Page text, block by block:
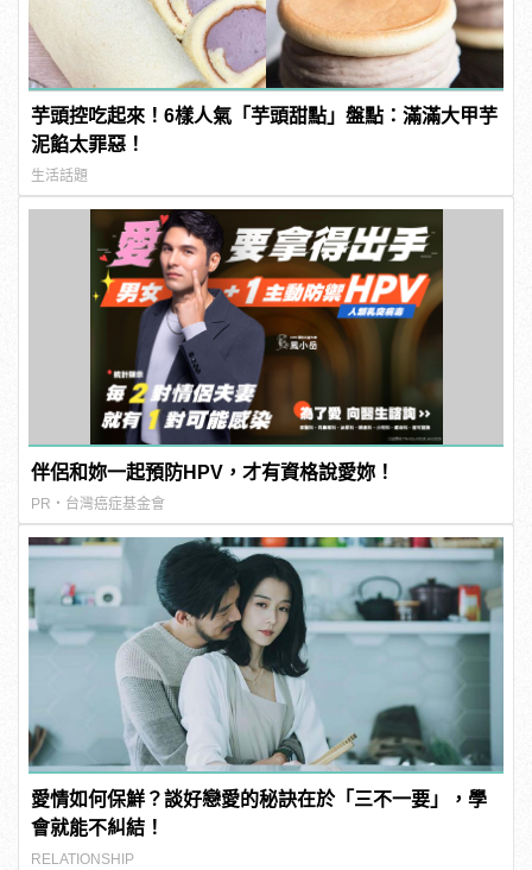
芋頭控吃起來！6樣人氣「芋頭甜點」盤點：滿滿大甲芋
泥餡太罪惡！
生活話題
伴侶和妳一起預防HPV，才有資格說愛妳！
PR・台灣癌症基金會
愛情如何保鮮？談好戀愛的秘訣在於「三不一要」，學
會就能不糾結！
RELATIONSHIP